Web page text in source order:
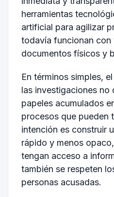
herramientas
artificial para agilizar
todavía funcionan con
documentos físicos y
En términos simples,
las investigaciones no
papeles acumulados
procesos que pueden
intención es construir
rápido y menos
tengan acceso a
también se respeten
personas acusadas.